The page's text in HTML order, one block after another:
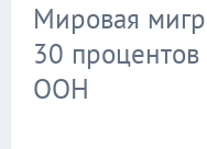
Мировая
30
ООН